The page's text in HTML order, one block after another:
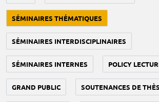
SÉMINAIRES THÉMATIQUES
SÉMINAIRES INTERDISCIPLINAIRES
SÉMINAIRES INTERNES POLICY
GRAND PUBLIC SOUTENANCES DE